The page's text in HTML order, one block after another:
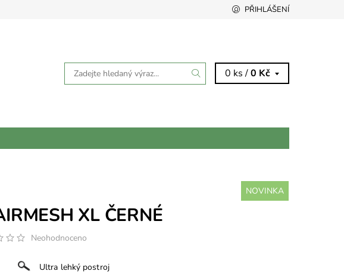
PŘIHLÁŠENÍ
0 ks /0 Kč
NOVINKA
XL ČERNÉ
Neohodnoceno
Ultra lehký postroj